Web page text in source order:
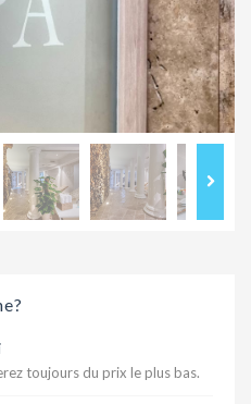
toujours du prix le plus bas.